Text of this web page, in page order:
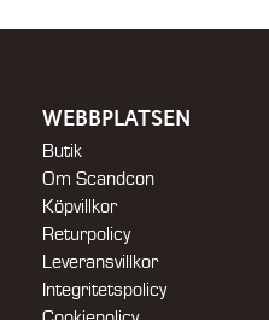
WEBBPLATSEN
Butik
Om Scandcon
Köpvillkor
Returpolicy
Leveransvillkor
Integritetspolicy